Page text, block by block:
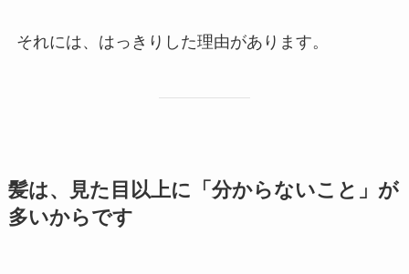
それには、はっきりした理由があります。
髪は、見た目以上に「分からないこと」が
多いからです